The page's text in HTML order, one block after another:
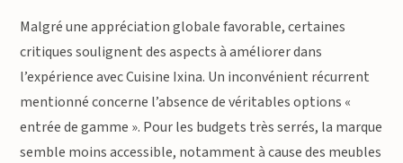
Malgré une appréciation globale favorable, certaines
critiques soulignent des aspects à améliorer dans
l’expérience avec Cuisine Ixina. Un inconvénient récurrent
mentionné concerne l’absence de véritables options «
entrée de gamme ». Pour les budgets très serrés, la marque
semble moins accessible, notamment à cause des meubles